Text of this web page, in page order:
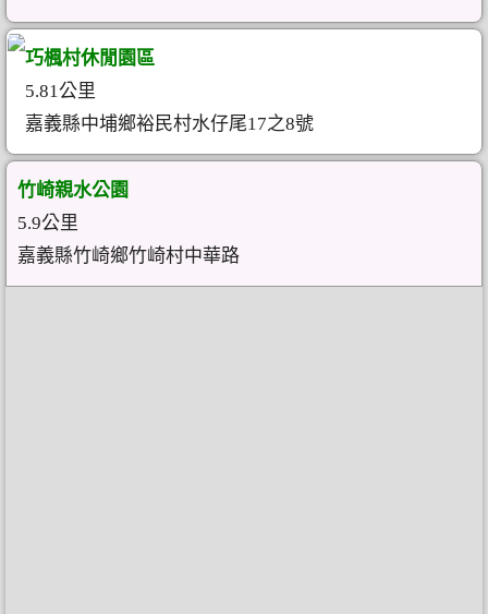
巧楓村休閒園區
5.81公里
嘉義縣中埔鄉裕民村水仔尾17之8號
竹崎親水公園
5.9公里
嘉義縣竹崎鄉竹崎村中華路